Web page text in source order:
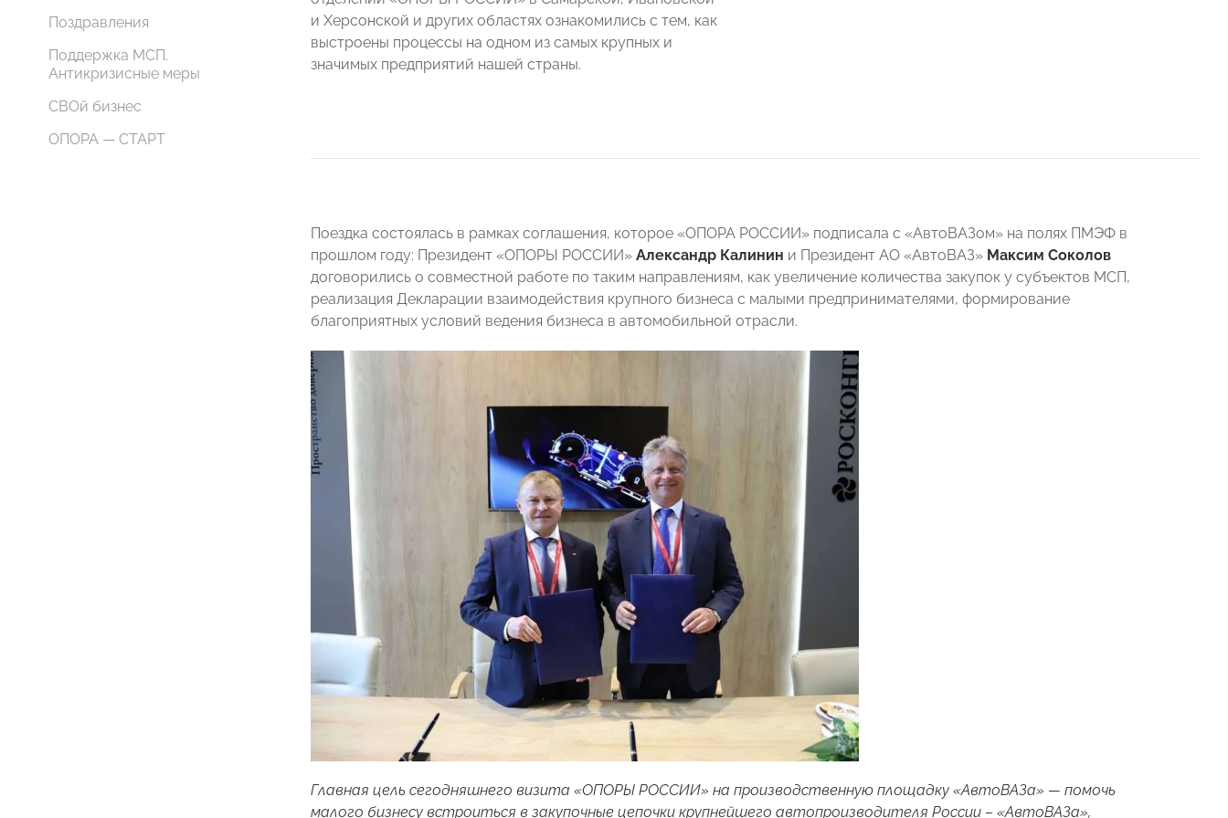
Поздравления
Поддержка МСП.
Антикризисные меры
СВОй бизнес
ОПОРА — СТАРТ
и Херсонской и других областях ознакомились с тем, как
выстроены процессы на одном из самых крупных и
значимых предприятий нашей страны.
Поездка состоялась в рамках соглашения, которое «ОПОРА РОССИИ» подписала с «АвтоВАЗом» на полях ПМЭФ в
прошлом году: Президент «ОПОРЫ РОССИИ» Александр Калинин и Президент АО «АвтоВАЗ» Максим Соколов
договорились о совместной работе по таким направлениям, как увеличение количества закупок у субъектов МСП,
реализация Декларации взаимодействия крупного бизнеса с малыми предпринимателями, формирование
благоприятных условий ведения бизнеса в автомобильной отрасли.
Главная цель сегодняшнего визита «ОПОРЫ РОССИИ» на производственную площадку «АвтоВАЗа» — помочь
малого бизнесу встроиться в закупочные цепочки крупнейшего автопроизводителя России – «АвтоВАЗа»,